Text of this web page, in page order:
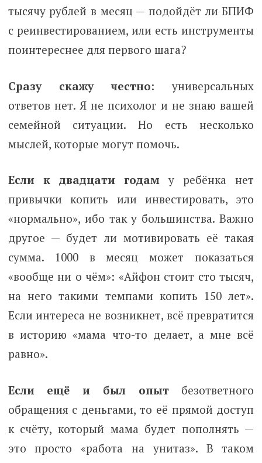
тысячу рублей в месяц — подойдёт ли БПИФ
с реинвестированием, или есть инструменты
поинтереснее для первого шага?
Сразу скажу честно: универсальных
ответов нет. Я не психолог и не знаю вашей
семейной ситуации. Но есть несколько
мыслей, которые могут помочь.
Если к двадцати годам у ребёнка нет
привычки копить или инвестировать, это
«нормально», ибо так у большинства. Важно
другое — будет ли мотивировать её такая
сумма. 1000 в месяц может показаться
«вообще ни о чём»: «Айфон стоит сто тысяч,
на него такими темпами копить 150 лет».
Если интереса не возникнет, всё превратится
в историю «мама что-то делает, а мне всё
равно».
Если ещё и был опытбезответного
обращения с деньгами, то её прямой доступ
к счёту, который мама будет пополнять —
это просто «работа на унитаз». В таком